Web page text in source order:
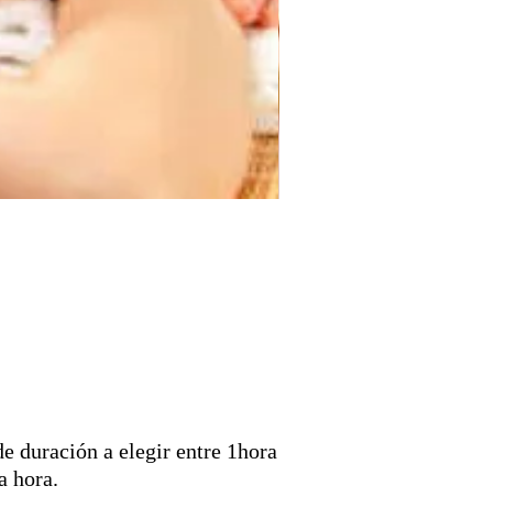
duración a elegir entre 1hora
hora.